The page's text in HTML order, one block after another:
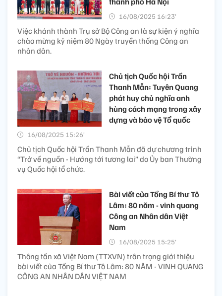
16/08/2025 16:23’
Việc khánh thành Trụ sở Bộ Công an là sự kiện ý nghĩa
chào mừng kỷ niệm 80 Ngày truyền thống Công an
nhân dân.
Chủ tịch Quốc hội Trần
Thanh Mẫn: Tuyên Quang
phát huy chủ nghĩa anh
hùng cách mạng trong xây
dựng và bảo vệ Tổ quốc
16/08/2025 15:26’
Chủ tịch Quốc hội Trần Thanh Mẫn đã dự chương trình
“Trở về nguồn - Hướng tới tương lai” do Ủy ban Thường
vụ Quốc hội tổ chức.
Bài viết của Tổng Bí thư Tô
Lâm: 80 năm - vinh quang
Công an Nhân dân Việt
Nam
16/08/2025 15:25’
Thông tấn xã Việt Nam (TTXVN) trân trọng giới thiệu
bài viết của Tổng Bí thư Tô Lâm: 80 NĂM - VINH QUANG
CÔNG AN NHÂN DÂN VIỆT NAM